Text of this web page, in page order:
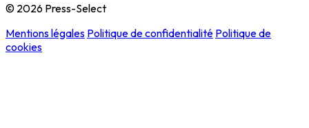
© 2026 Press-Select
Mentions légales Politique de confidentialité Politique de
cookies